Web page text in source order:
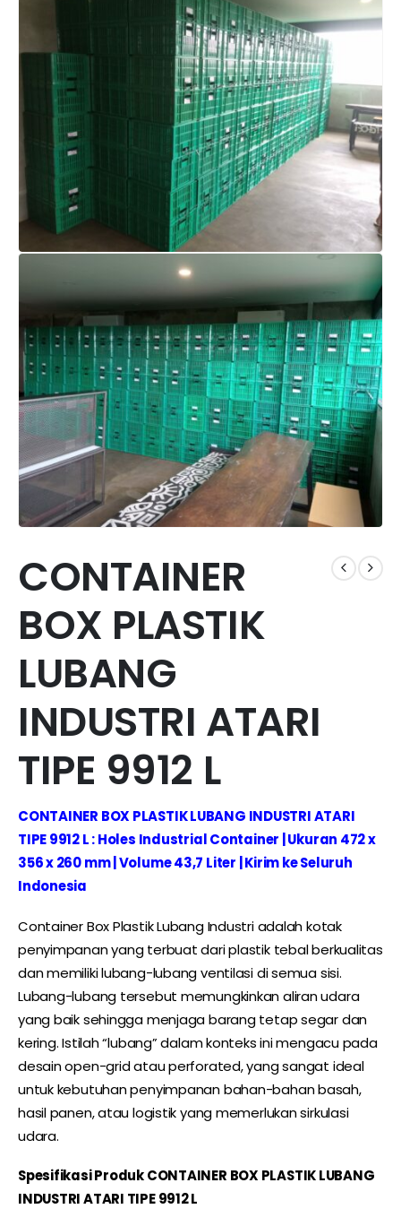
CONTAINER
BOX PLASTIK
LUBANG
INDUSTRI ATARI
TIPE 9912 L
CONTAINER BOX PLASTIK LUBANG INDUSTRI ATARI
TIPE 9912 L : Holes Industrial Container | Ukuran 472 x
356 x 260 mm | Volume 43,7 Liter | Kirim ke Seluruh
Indonesia
Container Box Plastik Lubang Industri adalah kotak
penyimpanan yang terbuat dari plastik tebal berkualitas
dan memiliki lubang-lubang ventilasi di semua sisi.
Lubang-lubang tersebut memungkinkan aliran udara
yang baik sehingga menjaga barang tetap segar dan
kering. Istilah “lubang” dalam konteks ini mengacu pada
desain open-grid atau perforated, yang sangat ideal
untuk kebutuhan penyimpanan bahan-bahan basah,
hasil panen, atau logistik yang memerlukan sirkulasi
udara.
Spesifikasi Produk CONTAINER BOX PLASTIK LUBANG
INDUSTRI ATARI TIPE 9912 L